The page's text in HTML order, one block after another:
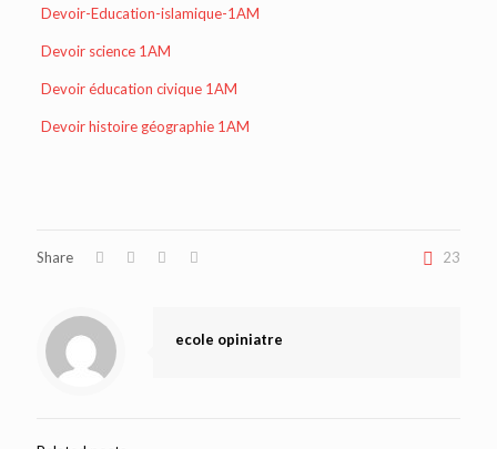
Devoir-Education-islamique-1AM
Devoir science 1AM
Devoir éducation civique 1AM
Devoir histoire géographie 1AM
Share 23
ecole opiniatre